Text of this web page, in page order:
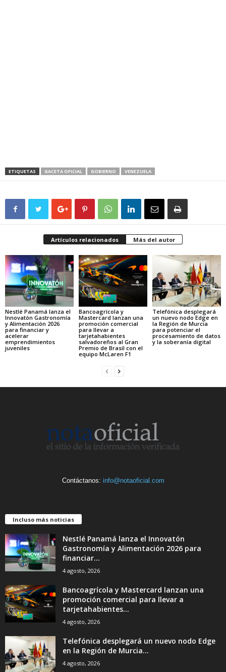
ETIQUETAS GACETA OFICIAL GOBIERNO VENEZUELA
Artículos relacionados Más del autor
Nestlé Panamá lanza el
Innovatón Gastronomía
y Alimentación 2026
para financiar y
acelerar
emprendimientos
juveniles
Bancoagrícola y
Mastercard lanzan una
promoción comercial
para llevar a
tarjetahabientes
salvadoreños al Gran
Premio de Brasil con el
equipo McLaren F1
Telefónica desplegará
un nuevo nodo Edge en
la Región de Murcia
para potenciar el
procesamiento de datos
y la soberanía digital
Contáctanos: info@notaoficial.com
Incluso más noticias
Nestlé Panamá lanza el Innovatón
Gastronomía y Alimentación 2026 para
financiar...
4 agosto, 2026
Bancoagrícola y Mastercard lanzan una
promoción comercial para llevar a
tarjetahabientes...
4 agosto, 2026
Telefónica desplegará un nuevo nodo Edge
en la Región de Murcia...
4 agosto, 2026